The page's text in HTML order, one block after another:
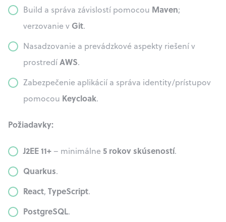
Build a správa závislostí pomocou Maven;
verzovanie v Git.
Nasadzovanie a prevádzkové aspekty riešení v
prostredíAWS.
Zabezpečenie aplikácií a správa identity/prístupov
pomocou Keycloak.
Požiadavky:
J2EE 11+ – minimálne 5 rokov skúseností.
Quarkus.
React, TypeScript.
PostgreSQL.